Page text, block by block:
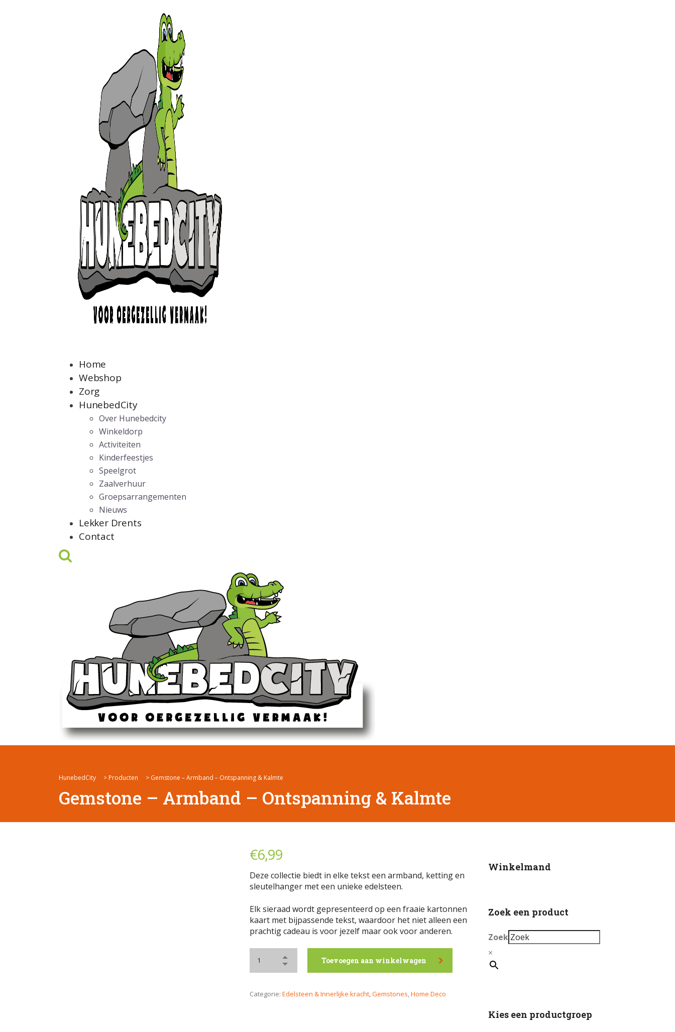
Home
Webshop
Zorg
HunebedCity
Over Hunebedcity
Winkeldorp
Activiteiten
Kinderfeestjes
Speelgrot
Zaalverhuur
Groepsarrangementen
Nieuws
Lekker Drents
Contact
HunebedCity > Producten > Gemstone – Armband – Ontspanning & Kalmte
Gemstone – Armband – Ontspanning & Kalmte
€6,99
Deze collectie biedt in elke tekst een armband, ketting en
sleutelhanger met een unieke edelsteen.
Elk sieraad wordt gepresenteerd op een fraaie kartonnen
kaart met bijpassende tekst, waardoor het niet alleen een
prachtig cadeau is voor jezelf maar ook voor anderen.
Toevoegen aan winkelwagen
Categorie: Edelsteen & Innerlijke kracht,Gemstones,Home Deco
Winkelmand
Zoek een product
Zoek
×
Kies een productgroep